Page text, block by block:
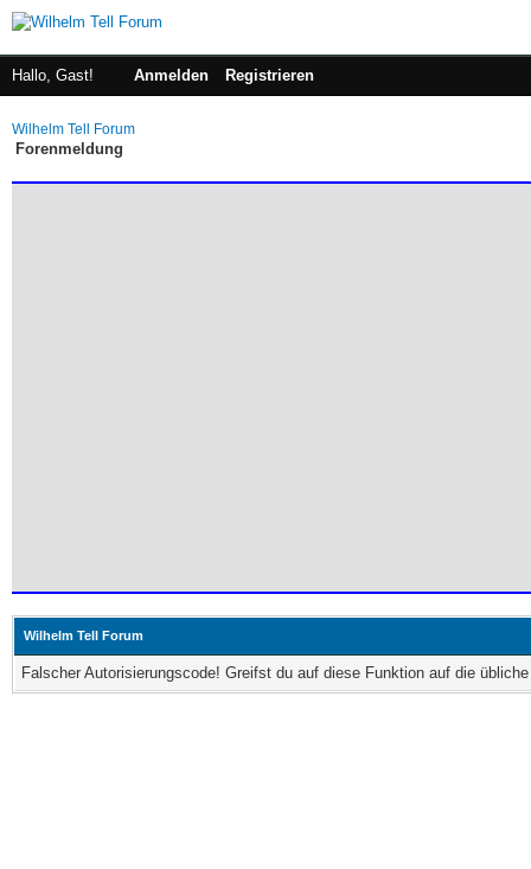
Hallo, Gast! Anmelden Registrieren
Wilhelm Tell Forum
Forenmeldung
Wilhelm Tell Forum
Falscher Autorisierungscode! Greifst du auf diese Funktion auf die